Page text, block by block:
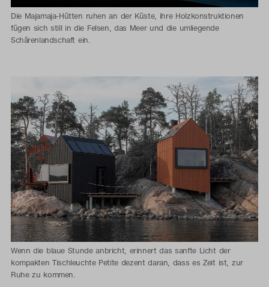
Die Majamaja-Hütten ruhen an der Küste, ihre Holzkonstruktionen
fügen sich still in die Felsen, das Meer und die umliegende
Schärenlandschaft ein.
Wenn die blaue Stunde anbricht, erinnert das sanfte Licht der
kompakten Tischleuchte Petite dezent daran, dass es Zeit ist, zur
Ruhe zu kommen.